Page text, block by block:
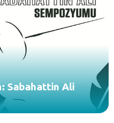
Sabahattin Ali